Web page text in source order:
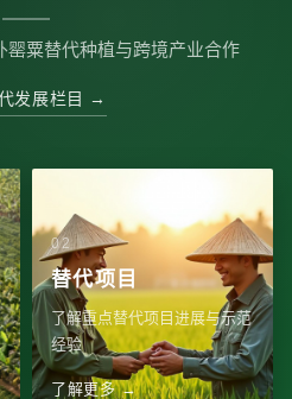
罂粟替代种植与跨境产业合作
发展栏目 →
替代项目
了解重点替代项目进展与示范
经验
了解更多 →